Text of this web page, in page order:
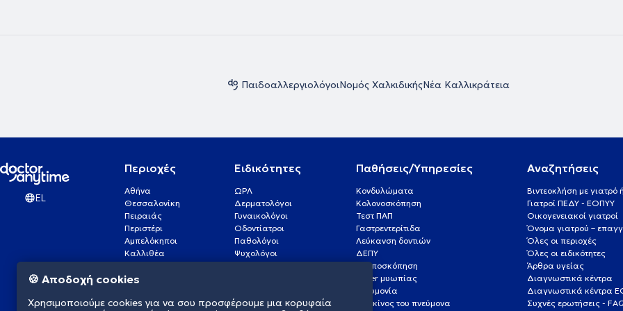
ΠαιδοαλλεργιολόγοιΝομός ΧαλκιδικήςΝέα Καλλικράτεια
EL
Περιοχές
Αθήνα
Θεσσαλονίκη
Πειραιάς
Περιστέρι
Αμπελόκηποι
Καλλιθέα
Πάτρα
Γλυφάδα
Νέα Σμύρνη
Ειδικότητες
ΩΡΛ
Δερματολόγοι
Γυναικολόγοι
Οδοντίατροι
Παθολόγοι
Ψυχολόγοι
Οφθαλμίατροι
Καρδιολόγοι
Παθήσεις/Υπηρεσίες
Κονδυλώματα
Κολονοσκόπηση
Τεστ ΠΑΠ
Γαστρεντερίτιδα
Λεύκανση δοντιών
ΔΕΠΥ
Κολποσκόπηση
Laser μυωπίας
Πνευμονία
Καρκίνος του πνεύμονα
Αναζητήσεις
Βιντεοκλήση με
Γιατροί ΠΕΔΥ - ΕΟΠΥΥ
Οικογενειακοί γιατροί
Όνομα γιατρού –
Όλες οι περιοχές
Όλες οι ειδικότητες
Άρθρα υγείας
Διαγνωστικά κέντρα
Διαγνωστικά κέντρα
Συχνές ερωτήσεις -
🍪 Αποδοχή cookies
Χρησιμοποιούμε cookies για να σου προσφέρουμε μια κορυφαία